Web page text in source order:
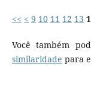
<< < 9 10 11 12 13
Você também
similaridade para